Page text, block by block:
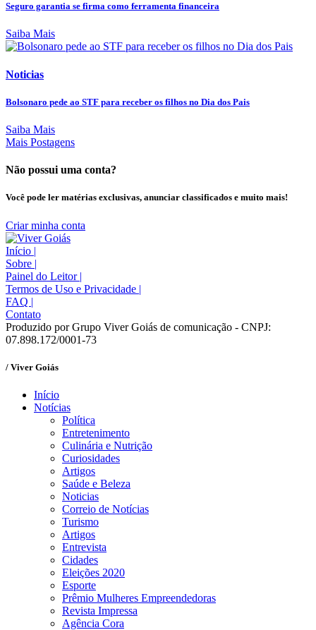
Seguro garantia se firma como ferramenta financeira
Saiba Mais
Noticias
Bolsonaro pede ao STF para receber os filhos no Dia dos Pais
Saiba Mais
Mais Postagens
Não possui uma conta?
Você pode ler matérias exclusivas, anunciar classificados e muito mais!
Criar minha conta
Início |
Sobre |
Painel do Leitor |
Termos de Uso e Privacidade |
FAQ |
Contato
Produzido por Grupo Viver Goiás de comunicação - CNPJ:
07.898.172/0001-73
/ Viver Goiás
Início
Notícias
Política
Entretenimento
Culinária e Nutrição
Curiosidades
Artigos
Saúde e Beleza
Noticias
Correio de Notícias
Turismo
Artigos
Entrevista
Cidades
Eleições 2020
Esporte
Prêmio Mulheres Empreendedoras
Revista Impressa
Agência Cora